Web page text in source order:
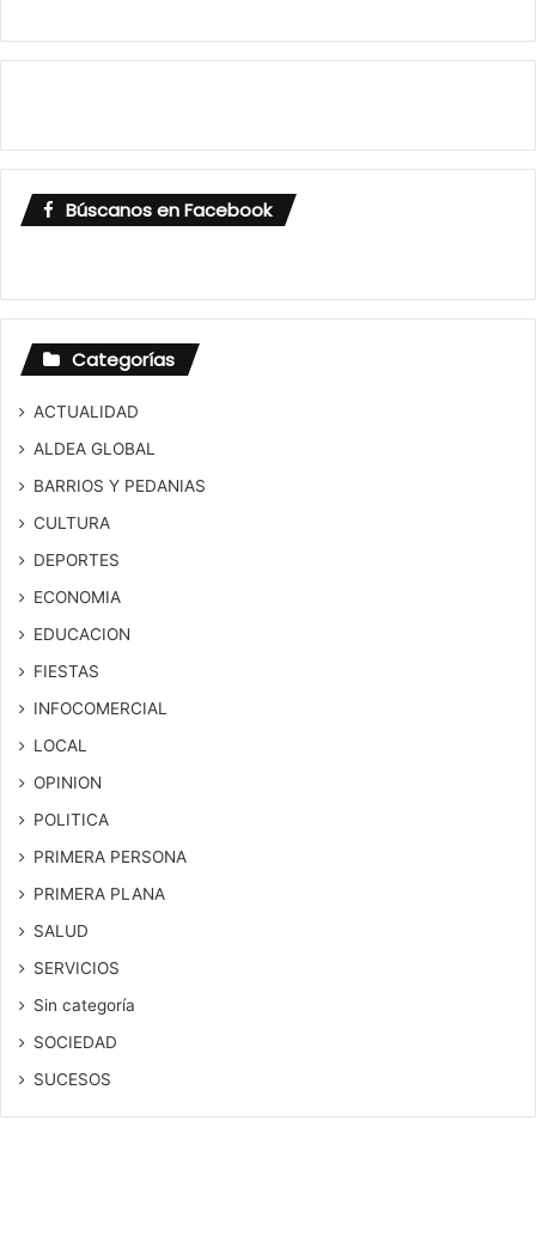
Búscanos en Facebook
Categorías
ACTUALIDAD
ALDEA GLOBAL
BARRIOS Y PEDANIAS
CULTURA
DEPORTES
ECONOMIA
EDUCACION
FIESTAS
INFOCOMERCIAL
LOCAL
OPINION
POLITICA
PRIMERA PERSONA
PRIMERA PLANA
SALUD
SERVICIOS
Sin categoría
SOCIEDAD
SUCESOS